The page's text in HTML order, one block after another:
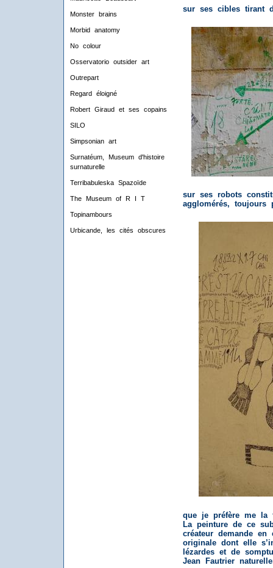
Monster brains
Morbid anatomy
No colour
Osservatorio outsider art
Outrepart
Regard éloigné
Robert Giraud et ses copains
SILO
Simpsonian art
Surnatéum, Museum d'histoire
surnaturelle
Terribabuleska Spazoïde
The Museum of R I T
Topinambours
Urbicande, les cités obscures
sur ses cibles tirant
sur ses robots
agglomérés, toujours
que je préfère me la
La peinture de ce
créateur demande en
originale dont elle
lézardes et de
Jean Fautrier